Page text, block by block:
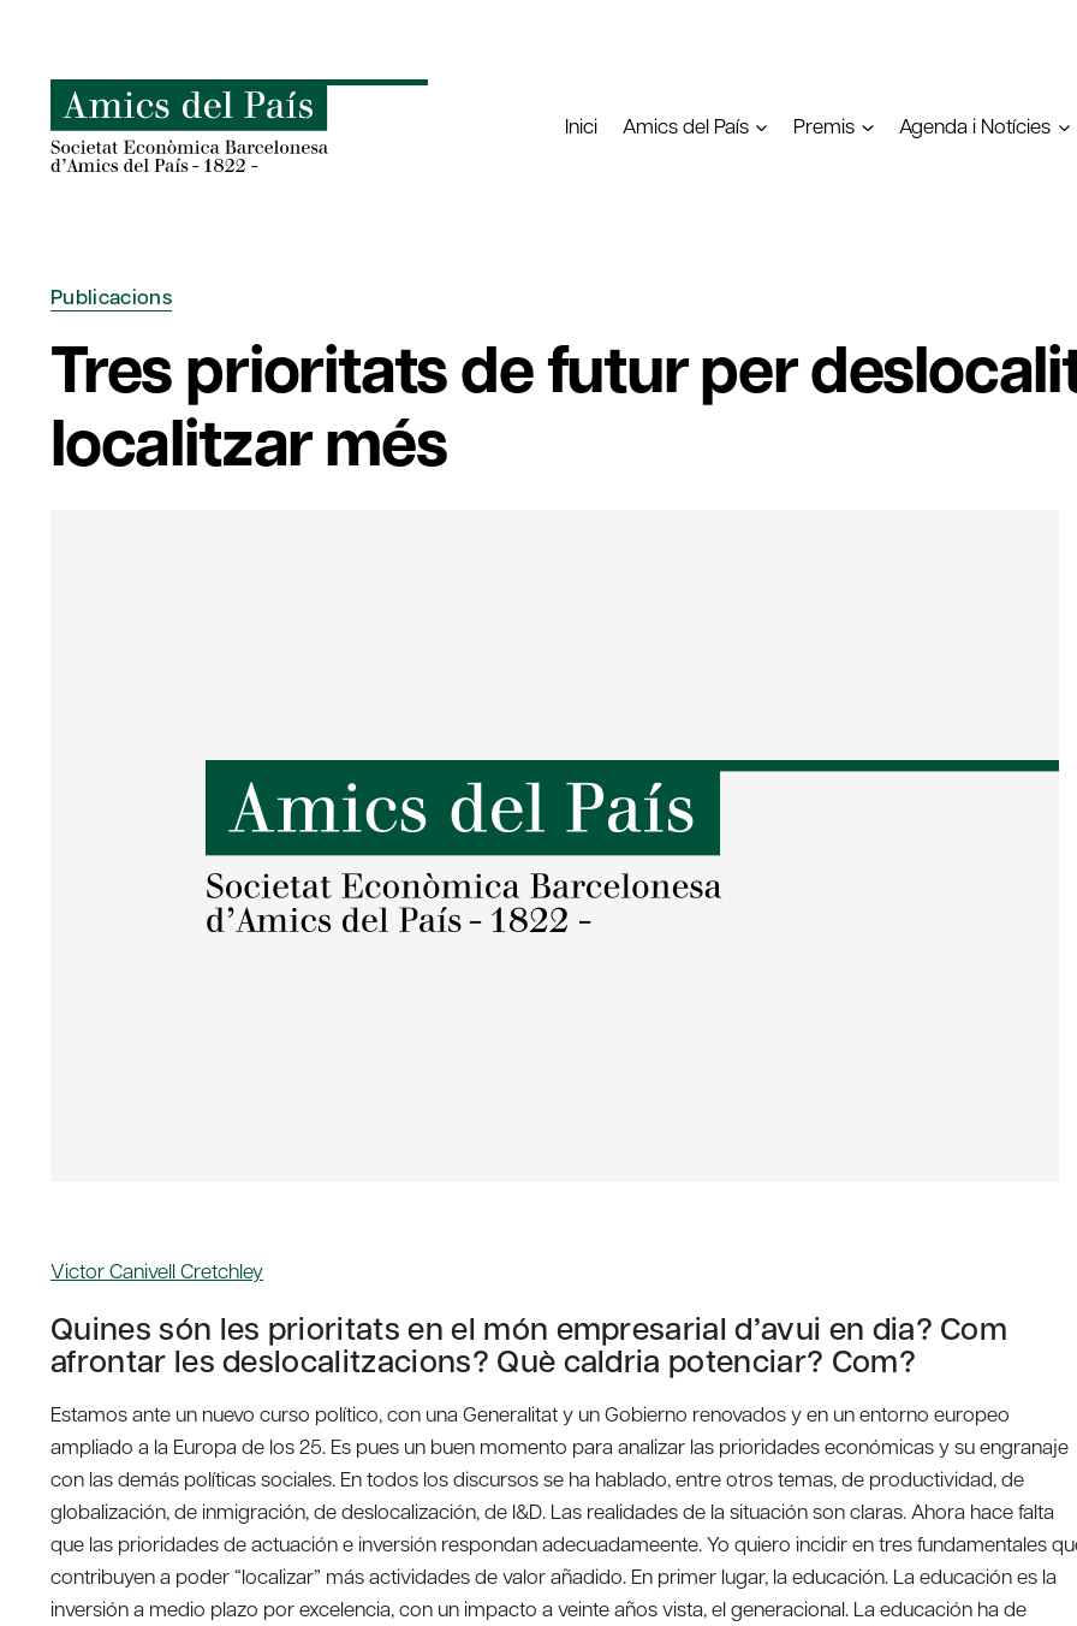
content
Inici
Amics del País Premis Agenda i Notícies
Publicacions
Tres prioritats de futur per
localitzar més
Victor Canivell Cretchley
Quines són les prioritats en el món empresarial d’avui en dia? Com
afrontar les deslocalitzacions? Què caldria potenciar? Com?
Estamos ante un nuevo curso político, con una Generalitat y un Gobierno renovados y en un entorno europeo
ampliado a la Europa de los 25. Es pues un buen momento para analizar las prioridades económicas y su engranaje
con las demás políticas sociales. En todos los discursos se ha hablado, entre otros temas, de productividad, de
globalización, de inmigración, de deslocalización, de I&D. Las realidades de la situación son claras. Ahora hace falta
que las prioridades de actuación e inversión respondan adecuadameente. Yo quiero incidir en tres fundamentales
contribuyen a poder “localizar” más actividades de valor añadido. En primer lugar, la educación. La educación es la
inversión a medio plazo por excelencia, con un impacto a veinte años vista, el generacional. La educación ha de